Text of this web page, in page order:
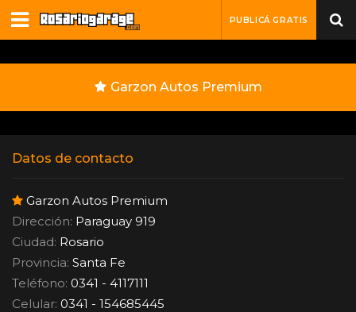
PUBLICÁ GRATIS
Garzon Autos Premium
Datos de contacto
Garzon Autos Premium
Dirección: Paraguay 919
Ciudad: Rosario
Provincia: Santa Fe
Teléfono: 0341 - 4117111
Celular: 0341 - 154685445